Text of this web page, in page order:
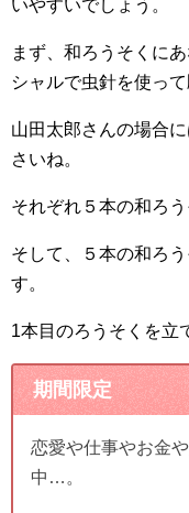
いやすいでしょう。
まず、和ろうそくに
シャルで虫針を使って
山田太郎さんの場合
さいね。
それぞれ５本の和ろう
そして、５本の和ろ
す。
1本目のろうそくを立
期間限定
恋愛や仕事やお金
中…。